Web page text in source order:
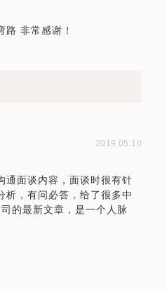
非常感谢！
2019.05.10
通面谈内容，面谈时很有针
析，有问必答，给了很多中
的最新文章，是一个人脉